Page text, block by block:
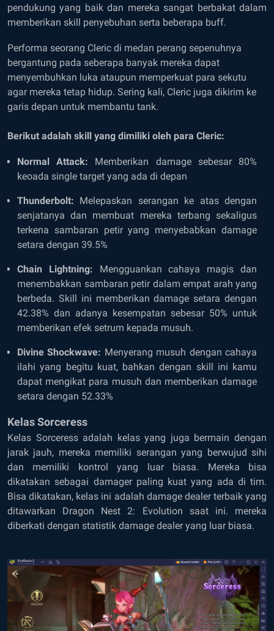
pendukung yang baik dan mereka sangat berbakat dalam
memberikan skill penyebuhan serta beberapa buff.
Performa seorang Cleric di medan perang sepenuhnya
bergantung pada seberapa banyak mereka dapat
menyembuhkan luka ataupun memperkuat para sekutu
agar mereka tetap hidup. Sering kali, Cleric juga dikirim ke
garis depan untuk membantu tank.
Berikut adalah skill yang dimiliki oleh para Cleric:
Normal Attack: Memberikan damage sebesar 80%
keoada single target yang ada di depan
Thunderbolt: Melepaskan serangan ke atas dengan
senjatanya dan membuat mereka terbang sekaligus
terkena sambaran petir yang menyebabkan damage
setara dengan 39.5%
Chain Lightning: Mengguankan cahaya magis dan
menembakkan sambaran petir dalam empat arah yang
berbeda. Skill ini memberikan damage setara dengan
42.38% dan adanya kesempatan sebesar 50% untuk
memberikan efek setrum kepada musuh.
Divine Shockwave: Menyerang musuh dengan cahaya
ilahi yang begitu kuat, bahkan dengan skill ini kamu
dapat mengikat para musuh dan memberikan damage
setara dengan 52.33%
Kelas Sorceress
Kelas Sorceress adalah kelas yang juga bermain dengan
jarak jauh, mereka memiliki serangan yang berwujud sihi
dan memiliki kontrol yang luar biasa. Mereka bisa
dikatakan sebagai damager paling kuat yang ada di tim.
Bisa dikatakan, kelas ini adalah damage dealer terbaik yang
ditawarkan Dragon Nest 2: Evolution saat ini. mereka
diberkati dengan statistik damage dealer yang luar biasa.